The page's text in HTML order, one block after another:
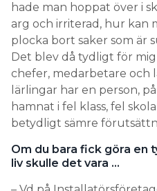
hade man hoppat över i
arg och irriterad, hur kan
plocka bort saker som är
Det blev då tydligt för
chefer, medarbetare och
lärlingar har en person,
hamnat i fel klass, fel
betydligt sämre
Om du bara fick göra en
liv skulle det vara …